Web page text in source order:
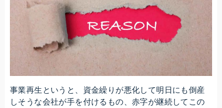
事業再生というと、資金繰りが悪化して明日にも倒産
しそうな会社が手を付けるもの、赤字が継続してこの